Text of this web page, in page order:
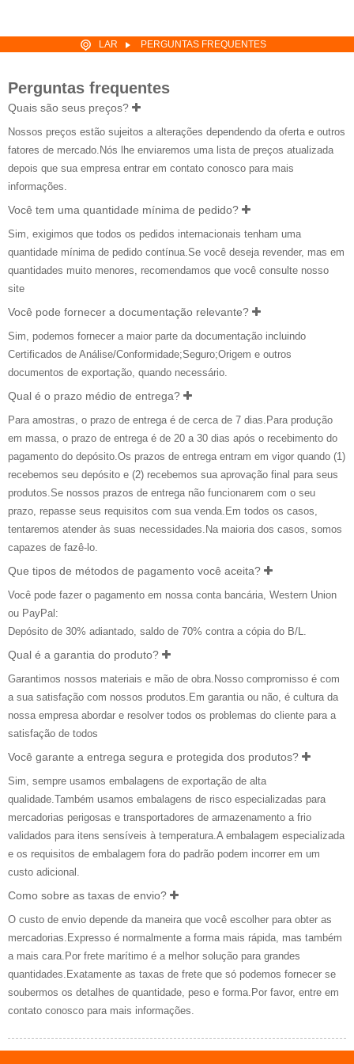
LAR PERGUNTAS FREQUENTES
Perguntas frequentes
Quais são seus preços?
Nossos preços estão sujeitos a alterações dependendo da oferta e outros
fatores de mercado.Nós lhe enviaremos uma lista de preços atualizada
depois que sua empresa entrar em contato conosco para mais
informações.
Você tem uma quantidade mínima de pedido?
Sim, exigimos que todos os pedidos internacionais tenham uma
quantidade mínima de pedido contínua.Se você deseja revender, mas em
quantidades muito menores, recomendamos que você consulte nosso
site
Você pode fornecer a documentação relevante?
Sim, podemos fornecer a maior parte da documentação incluindo
Certificados de Análise/Conformidade;Seguro;Origem e outros
documentos de exportação, quando necessário.
Qual é o prazo médio de entrega?
Para amostras, o prazo de entrega é de cerca de 7 dias.Para produção
em massa, o prazo de entrega é de 20 a 30 dias após o recebimento do
pagamento do depósito.Os prazos de entrega entram em vigor quando (1)
recebemos seu depósito e (2) recebemos sua aprovação final para seus
produtos.Se nossos prazos de entrega não funcionarem com o seu
prazo, repasse seus requisitos com sua venda.Em todos os casos,
tentaremos atender às suas necessidades.Na maioria dos casos, somos
capazes de fazê-lo.
Que tipos de métodos de pagamento você aceita?
Você pode fazer o pagamento em nossa conta bancária, Western Union
ou PayPal:
Depósito de 30% adiantado, saldo de 70% contra a cópia do B/L.
Qual é a garantia do produto?
Garantimos nossos materiais e mão de obra.Nosso compromisso é com
a sua satisfação com nossos produtos.Em garantia ou não, é cultura da
nossa empresa abordar e resolver todos os problemas do cliente para a
satisfação de todos
Você garante a entrega segura e protegida dos produtos?
Sim, sempre usamos embalagens de exportação de alta
qualidade.Também usamos embalagens de risco especializadas para
mercadorias perigosas e transportadores de armazenamento a frio
validados para itens sensíveis à temperatura.A embalagem especializada
e os requisitos de embalagem fora do padrão podem incorrer em um
custo adicional.
Como sobre as taxas de envio?
O custo de envio depende da maneira que você escolher para obter as
mercadorias.Expresso é normalmente a forma mais rápida, mas também
a mais cara.Por frete marítimo é a melhor solução para grandes
quantidades.Exatamente as taxas de frete que só podemos fornecer se
soubermos os detalhes de quantidade, peso e forma.Por favor, entre em
contato conosco para mais informações.